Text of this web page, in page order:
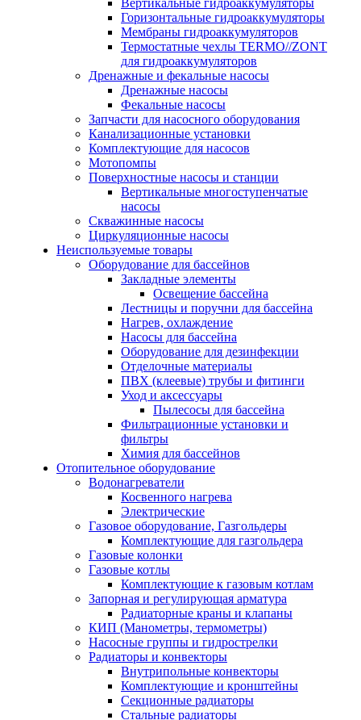
Горизонтальные гидроаккумуляторы
Мембраны гидроаккумуляторов
Термостатные чехлы TERMO//ZONT
для гидроаккумуляторов
Дренажные и фекальные насосы
Дренажные насосы
Фекальные насосы
Запчасти для насосного оборудования
Канализационные установки
Комплектующие для насосов
Мотопомпы
Поверхностные насосы и станции
Вертикальные многоступенчатые
насосы
Скважинные насосы
Циркуляционные насосы
Неиспользуемые товары
Оборудование для бассейнов
Закладные элементы
Освещение бассейна
Лестницы и поручни для бассейна
Нагрев, охлаждение
Насосы для бассейна
Оборудование для дезинфекции
Отделочные материалы
ПВХ (клеевые) трубы и фитинги
Уход и аксессуары
Пылесосы для бассейна
Фильтрационные установки и
фильтры
Химия для бассейнов
Отопительное оборудование
Водонагреватели
Косвенного нагрева
Электрические
Газовое оборудование, Газгольдеры
Комплектующие для газгольдера
Газовые колонки
Газовые котлы
Комплектующие к газовым котлам
Запорная и регулирующая арматура
Радиаторные краны и клапаны
КИП (Манометры, термометры)
Насосные группы и гидрострелки
Радиаторы и конвекторы
Внутрипольные конвекторы
Комплектующие и кронштейны
Секционные радиаторы
Стальные радиаторы